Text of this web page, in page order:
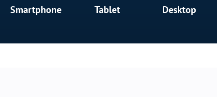
Smartphone Tablet Desktop